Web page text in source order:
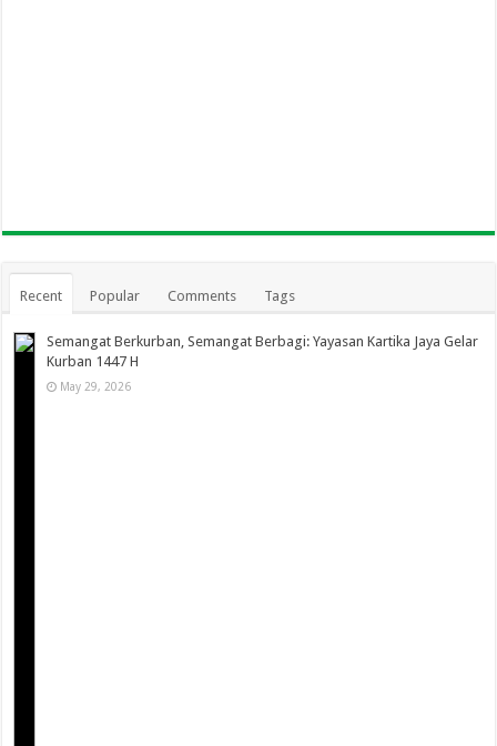
Recent Popular Comments Tags
Semangat Berkurban, Semangat Berbagi: Yayasan Kartika Jaya Gelar
Kurban 1447 H
May 29, 2026